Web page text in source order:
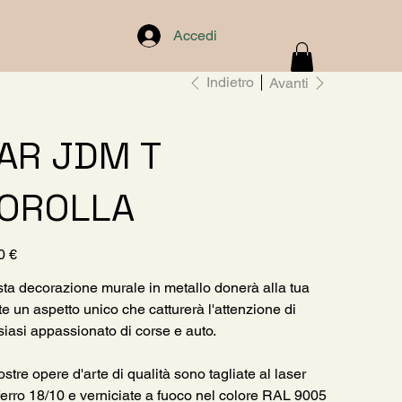
Accedi
Indietro Avanti
JDM T
€
decorazione murale in metallo donerà alla tua
un aspetto unico che catturerà l'attenzione di
appassionato di corse e auto.
opere d'arte di qualità sono tagliate al laser
18/10 e verniciate a fuoco nel colore RAL 9005